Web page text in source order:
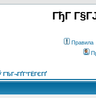
ГђГ
Правила